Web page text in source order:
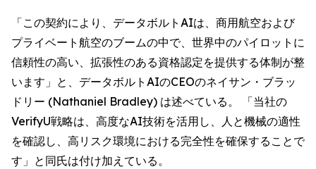
「この契約により、データボルトAIは、商用航空および
プライベート航空のブームの中で、世界中のパイロットに
信頼性の高い、拡張性のある資格認定を提供する体制が整
います」と、データボルトAIのCEOのネイサン・ブラッ
ドリー (Nathaniel Bradley) は述べている。 「当社の
VerifyU戦略は、高度なAI技術を活用し、人と機械の適性
を確認し、高リスク環境における完全性を確保することで
す」と同氏は付け加えている。